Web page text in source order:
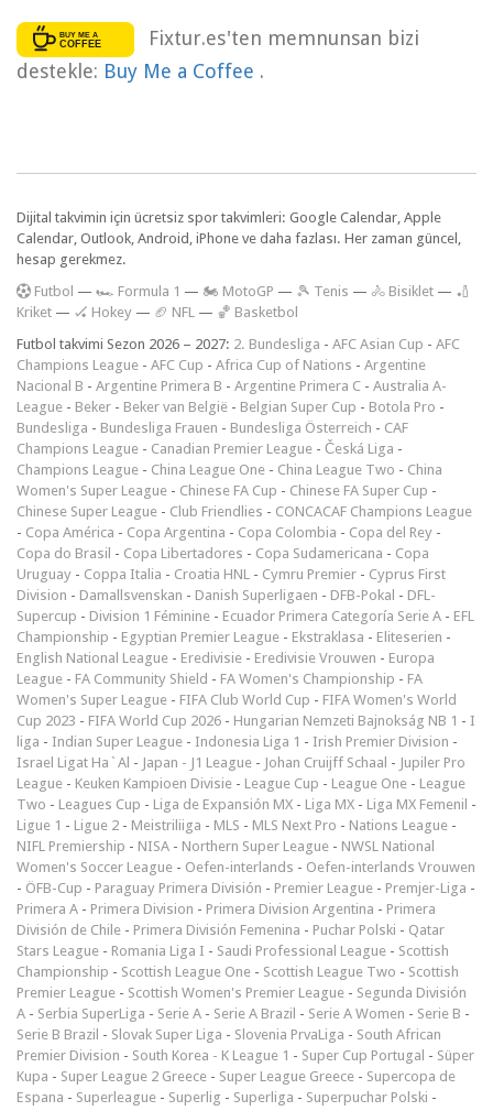
Fixtur.es'ten memnunsan bizi
destekle: Buy Me a Coffee .
Dijital takvimin için ücretsiz spor takvimleri: Google Calendar, Apple
Calendar, Outlook, Android, iPhone ve daha fazlası. Her zaman güncel,
hesap gerekmez.
Futbol — 🏎️ Formula 1 — 🏍 MotoGP — 🎾 Tenis — 🚴 Bisiklet — 🏏
Kriket — 🏑 Hokey — 🏈 NFL — 🏀 Basketbol
Futbol takvimi Sezon 2026 – 2027: 2. Bundesliga - AFC Asian Cup - AFC
Champions League - AFC Cup - Africa Cup of Nations - Argentine
Nacional B - Argentine Primera B - Argentine Primera C - Australia A-
League - Beker - Beker van België - Belgian Super Cup - Botola Pro -
Bundesliga - Bundesliga Frauen - Bundesliga Österreich - CAF
Champions League - Canadian Premier League - Česká Liga -
Champions League - China League One - China League Two - China
Women's Super League - Chinese FA Cup - Chinese FA Super Cup -
Chinese Super League - Club Friendlies - CONCACAF Champions League
- Copa América - Copa Argentina - Copa Colombia - Copa del Rey -
Copa do Brasil - Copa Libertadores - Copa Sudamericana - Copa
Uruguay - Coppa Italia - Croatia HNL - Cymru Premier - Cyprus First
Division - Damallsvenskan - Danish Superligaen - DFB-Pokal - DFL-
Supercup - Division 1 Féminine - Ecuador Primera Categoría Serie A - EFL
Championship - Egyptian Premier League - Ekstraklasa - Eliteserien -
English National League - Eredivisie - Eredivisie Vrouwen - Europa
League - FA Community Shield - FA Women's Championship - FA
Women's Super League - FIFA Club World Cup - FIFA Women's World
Cup 2023 - FIFA World Cup 2026 - Hungarian Nemzeti Bajnokság NB 1 - I
liga - Indian Super League - Indonesia Liga 1 - Irish Premier Division -
Israel Ligat Ha`Al - Japan - J1 League - Johan Cruijff Schaal - Jupiler Pro
League - Keuken Kampioen Divisie - League Cup - League One - League
Two - Leagues Cup - Liga de Expansión MX - Liga MX - Liga MX Femenil -
Ligue 1 - Ligue 2 - Meistriliiga - MLS - MLS Next Pro - Nations League -
NIFL Premiership - NISA - Northern Super League - NWSL National
Women's Soccer League - Oefen-interlands - Oefen-interlands Vrouwen
- ÖFB-Cup - Paraguay Primera División - Premier League - Premjer-Liga -
Primera A - Primera Division - Primera Division Argentina - Primera
División de Chile - Primera División Femenina - Puchar Polski - Qatar
Stars League - Romania Liga I - Saudi Professional League - Scottish
Championship - Scottish League One - Scottish League Two - Scottish
Premier League - Scottish Women's Premier League - Segunda División
A - Serbia SuperLiga - Serie A - Serie A Brazil - Serie A Women - Serie B -
Serie B Brazil - Slovak Super Liga - Slovenia PrvaLiga - South African
Premier Division - South Korea - K League 1 - Super Cup Portugal - Süper
Kupa - Super League 2 Greece - Super League Greece - Supercopa de
Espana - Superleague - Superlig - Superliga - Superpuchar Polski -